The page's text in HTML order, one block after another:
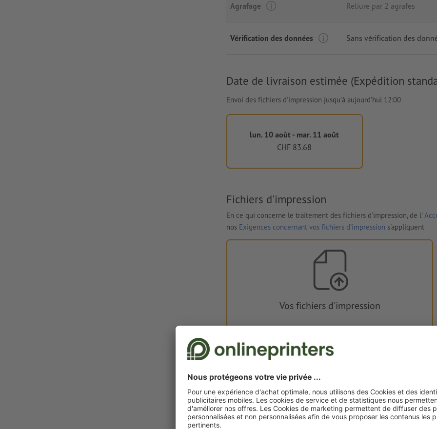
Agrafage Reliure par 2 agrafes
Vérification des données Sans vérification des
Date de livraison estimée (Expédition
Envoi des fichiers d'impression jusqu'à aujourd’hui 12:00
lun. 10 août - mar. 11 août
CHF 83.68
Fichiers d'impression
En ce qui concerne le traitement des fichiers d'impression, de l'
nos Exigences concernant vos fichiers d'impression s'appliquent
Vos fichiers d'impression
après l'achat.
Je dépose mes fichiers